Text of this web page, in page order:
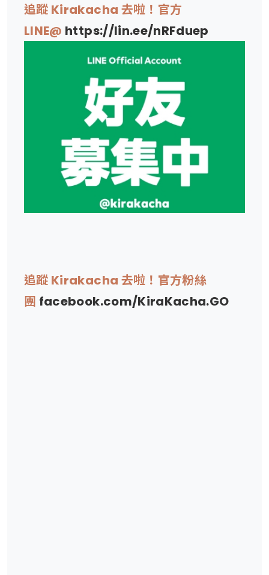
追蹤 Kirakacha 去啦！官方
LINE@ https://lin.ee/nRFduep
追蹤 Kirakacha 去啦！官方粉絲
團 facebook.com/KiraKacha.GO